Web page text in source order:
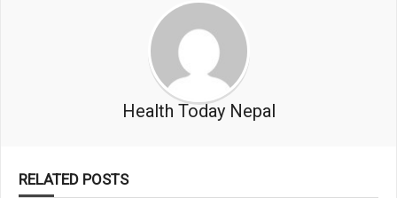
Health Today Nepal
RELATED POSTS